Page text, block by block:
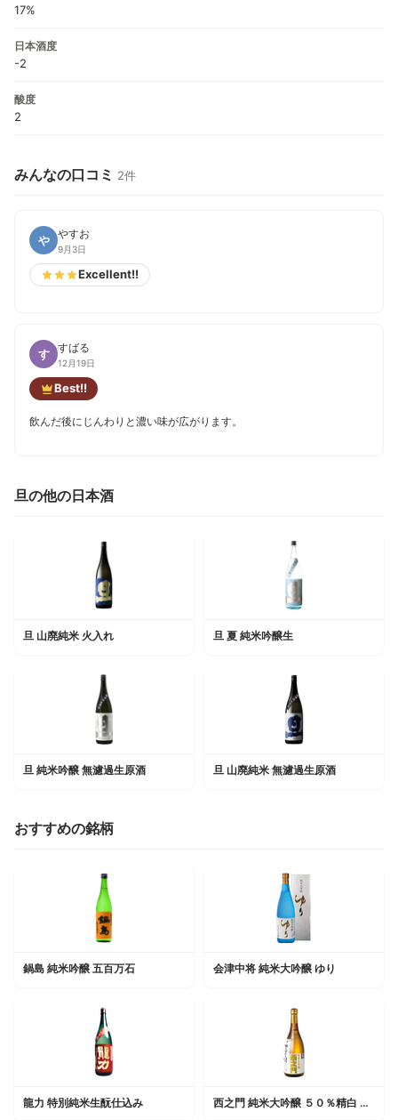
17%
日本酒度
-2
酸度
2
みんなの口コミ 2件
や やすお
9月3日
Excellent!!
す すばる
12月19日
Best!!
飲んだ後にじんわりと濃い味が広がります。
旦の他の日本酒
旦 山廃純米 火入れ 旦 夏 純米吟醸生
旦 純米吟醸 無濾過生原酒 旦 山廃純米 無濾過生原酒
おすすめの銘柄
鍋島 純米吟醸 五百万石 会津中将 純米大吟醸 ゆり
龍力 特別純米生酛仕込み 西之門 純米大吟醸 ５０％精白 袋しずくしぼり